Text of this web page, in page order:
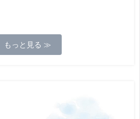
もっと見る ≫